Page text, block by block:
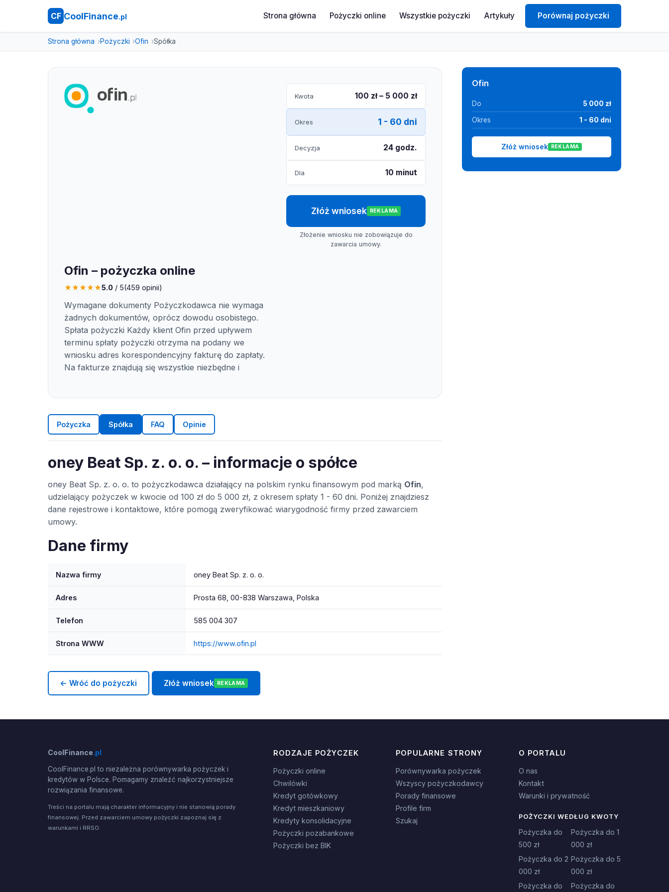
CF CoolFinance.pl Strona główna Pożyczki online Wszystkie pożyczki Artykuły Porównaj pożyczki
Strona główna Pożyczki Ofin Spółka
Ofin – pożyczka online
★★★★★5.0 / 5(459 opinii)
Wymagane dokumenty Pożyczkodawca nie wymaga
żadnych dokumentów, oprócz dowodu osobistego.
Spłata pożyczki Każdy klient Ofin przed upływem
terminu spłaty pożyczki otrzyma na podany we
wniosku adres korespondencyjny fakturę do zapłaty.
Na fakturze znajdują się wszystkie niezbędne i
Kwota 100 zł – 5 000 zł
Okres 1 - 60 dni
Decyzja 24 godz.
Dla 10 minut
Złóż wniosek REKLAMA
Złożenie wniosku nie zobowiązuje do
zawarcia umowy.
Pożyczka Spółka FAQ Opinie
oney Beat Sp. z. o. o. – informacje o spółce
oney Beat Sp. z. o. o. to pożyczkodawca działający na polskim rynku finansowym pod marką Ofin,
udzielający pożyczek w kwocie od 100 zł do 5 000 zł, z okresem spłaty 1 - 60 dni. Poniżej znajdziesz
dane rejestrowe i kontaktowe, które pomogą zweryfikować wiarygodność firmy przed zawarciem
umowy.
Dane firmy
Nazwa firmy oney Beat Sp. z. o. o.
Adres Prosta 68, 00-838 Warszawa, Polska
Telefon 585 004 307
Strona WWW https://www.ofin.pl
← Wróć do pożyczki Złóż wniosek REKLAMA
Ofin
Do 5 000 zł
Okres 1 - 60 dni
Złóż wniosek REKLAMA
CoolFinance.pl
CoolFinance.pl to niezależna porównywarka pożyczek i
kredytów w Polsce. Pomagamy znaleźć najkorzystniejsze
rozwiązania finansowe.
Treści na portalu mają charakter informacyjny i nie stanowią porady
finansowej. Przed zawarciem umowy pożyczki zapoznaj się z
warunkami i RRSO.
RODZAJE POŻYCZEK
Pożyczki online
Chwilówki
Kredyt gotówkowy
Kredyt mieszkaniowy
Kredyty konsolidacyjne
Pożyczki pozabankowe
Pożyczki bez BIK
POPULARNE STRONY
Porównywarka pożyczek
Wszyscy pożyczkodawcy
Porady finansowe
Profile firm
Szukaj
O PORTALU
O nas
Kontakt
Warunki i prywatność
POŻYCZKI WEDŁUG KWOTY
Pożyczka do
500 zł
Pożyczka do 1
000 zł
Pożyczka do 2
000 zł
Pożyczka do 5
000 zł
Pożyczka do
Pożyczka do